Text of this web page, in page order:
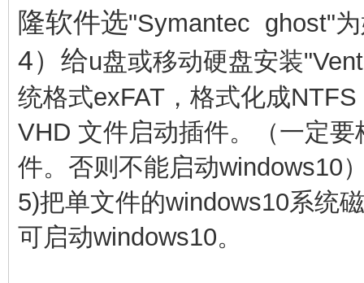
隆软件选"Symantec ghost"
4）给u盘或移动硬盘安装
统格式exFAT，格式化成
VHD 文件启动插件。（一定
件。否则不能启动windows10
5)把单文件的windows10系统
可启动windows10。